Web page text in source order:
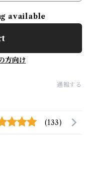
available
方向け
通報する
(133)